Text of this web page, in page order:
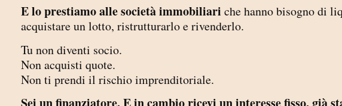
E lo prestiamo alle società immobiliari che hanno bisogno di
acquistare un lotto, ristrutturarlo e rivenderlo.
Tu non diventi socio.
Non acquisti quote.
Non ti prendi il rischio imprenditoriale.